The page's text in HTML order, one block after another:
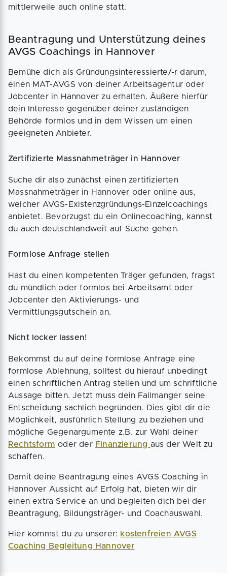
mittlerweile auch online statt.
Beantragung und Unterstützung deines
AVGS Coachings in Hannover
Bemühe dich als Gründungsinteressierte/-r darum,
einen MAT-AVGS von deiner Arbeitsagentur oder
Jobcenter in Hannover zu erhalten. Äußere hierfür
dein Interesse gegenüber deiner zuständigen
Behörde formlos und in dem Wissen um einen
geeigneten Anbieter.
Zertifizierte Massnahmeträger in Hannover
Suche dir also zunächst einen zertifizierten
Massnahmeträger in Hannover oder online aus,
welcher AVGS-Existenzgründungs-Einzelcoachings
anbietet. Bevorzugst du ein Onlinecoaching, kannst
du auch deutschlandweit auf Suche gehen.
Formlose Anfrage stellen
Hast du einen kompetenten Träger gefunden, fragst
du mündlich oder formlos bei Arbeitsamt oder
Jobcenter den Aktivierungs- und
Vermittlungsgutschein an.
Nicht locker lassen!
Bekommst du auf deine formlose Anfrage eine
formlose Ablehnung, solltest du hierauf unbedingt
einen schriftlichen Antrag stellen und um schriftliche
Aussage bitten. Jetzt muss dein Fallmanger seine
Entscheidung sachlich begründen. Dies gibt dir die
Möglichkeit, ausführlich Stellung zu beziehen und
mögliche Gegenargumente z.B. zur Wahl deiner
Rechtsform oder der Finanzierung aus der Welt zu
schaffen.
Damit deine Beantragung eines AVGS Coaching in
Hannover Aussicht auf Erfolg hat, bieten wir dir
einen extra Service an und begleiten dich bei der
Beantragung, Bildungsträger- und Coachauswahl.
Hier kommst du zu unserer: kostenfreien AVGS
Coaching Begleitung Hannover